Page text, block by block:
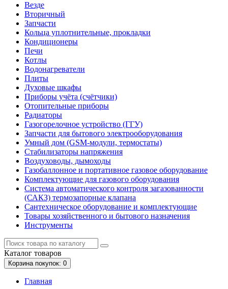
Везде
Вторичный
Запчасти
Кольца уплотнительные, прокладки
Кондиционеры
Печи
Котлы
Водонагреватели
Плиты
Духовые шкафы
Приборы учёта (счётчики)
Отопительные приборы
Радиаторы
Газогорелочное устройство (ГГУ)
Запчасти для бытового электрооборудования
Умный дом (GSM-модули, термостаты)
Cтабилизаторы напряжения
Воздуховоды, дымоходы
Газобаллонное и портативное газовое оборудование
Комплектующие для газового оборудования
Система автоматического контроля загазованности
(САКЗ) термозапорные клапана
Сантехническое оборудование и комплектующие
Товары хозяйственного и бытового назначения
Инструменты
Каталог товаров
Корзинапокупок: 0
Главная